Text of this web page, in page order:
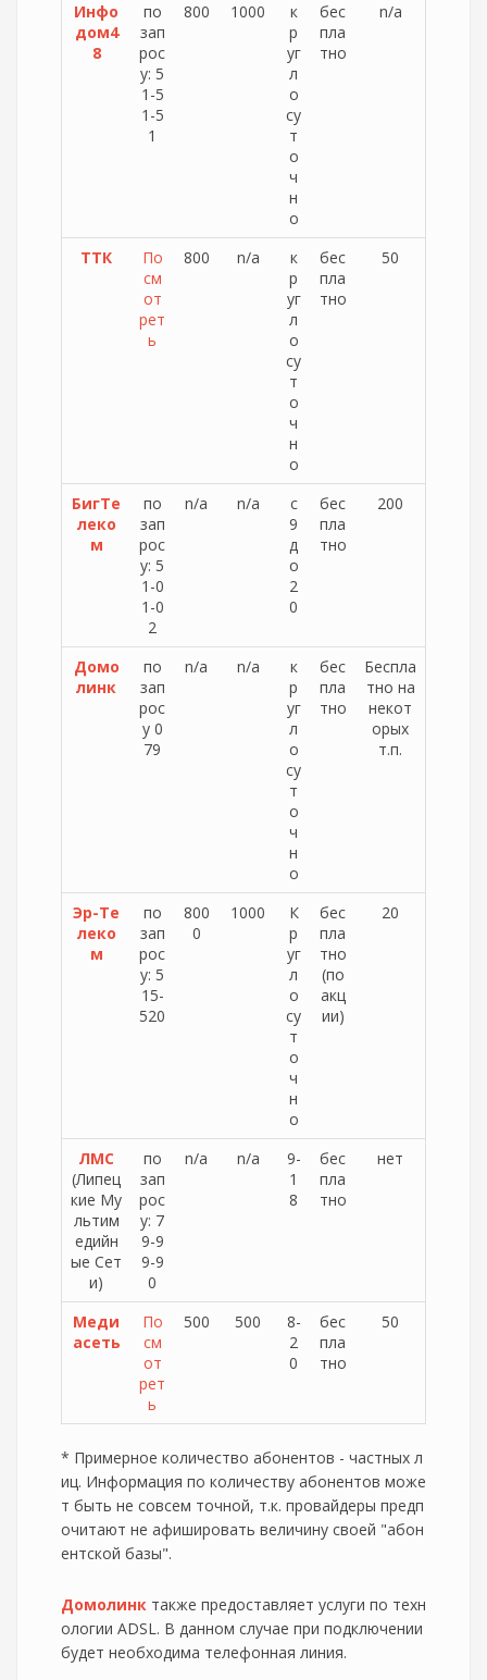
Инфо
дом4
8
по
зап
рос
у: 5
1-5
1-5
1
800 1000
к
р
уг
л
о
су
т
о
ч
н
о
бес
пла
тно
n/a
ТТК
По
см
от
рет
ь
800 n/a
к
р
уг
л
о
су
т
о
ч
н
о
бес
пла
тно
50
БигТе
леко
м
по
зап
рос
у: 5
1-0
1-0
2
n/a n/a
с
9
д
о
2
0
бес
пла
тно
200
Домо
линк
по
зап
рос
у 0
79
n/a n/a
к
р
уг
л
о
су
т
о
ч
н
о
бес
пла
тно
Беспла
тно на
некот
орых
т.п.
Эр-Те
леко
м
по
зап
рос
у: 5
15-
520
800
0
1000
К
р
уг
л
о
су
т
о
ч
н
о
бес
пла
тно
(по
акц
ии)
20
ЛМС
(Липец
кие Му
льтим
едийн
ые Сет
и)
по
зап
рос
у: 7
9-9
9-9
0
n/a n/a
9-
1
8
бес
пла
тно
нет
Меди
асеть
По
см
от
рет
ь
500 500
8-
2
0
бес
пла
тно
50
* Примерное количество абонентов - частных л
иц. Информация по количеству абонентов може
т быть не совсем точной, т.к. провайдеры предп
очитают не афишировать величину своей "абон
ентской базы".
Домолинк также предоставляет услуги по техн
ологии ADSL. В данном случае при подключении
будет необходима телефонная линия.